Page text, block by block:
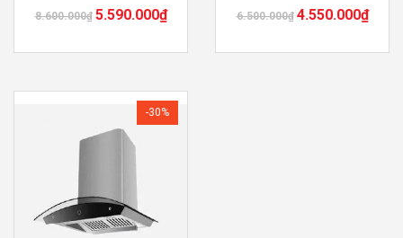
8.600.000₫ 5.590.000₫ 6.500.000₫ 4.550.000₫
-30%